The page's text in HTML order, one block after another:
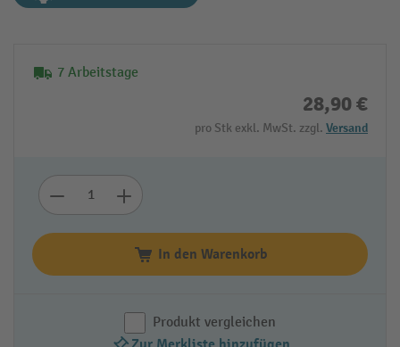
7 Arbeitstage
28,90 €
pro Stk exkl. MwSt. zzgl. Versand
In den Warenkorb
Produkt vergleichen